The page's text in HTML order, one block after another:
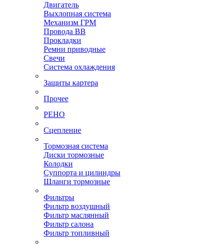
Двигатель
Выхлопная система
Механизм ГРМ
Провода ВВ
Прокладки
Ремни приводные
Свечи
Система охлаждения
Защиты картера
Прочее
РЕНО
Сцепление
Тормозная система
Диски тормозные
Колодки
Суппорта и цилиндры
Шланги тормозные
Фильтры
Фильтр воздушный
Фильтр маслянный
Фильтр салона
Фильтр топливный